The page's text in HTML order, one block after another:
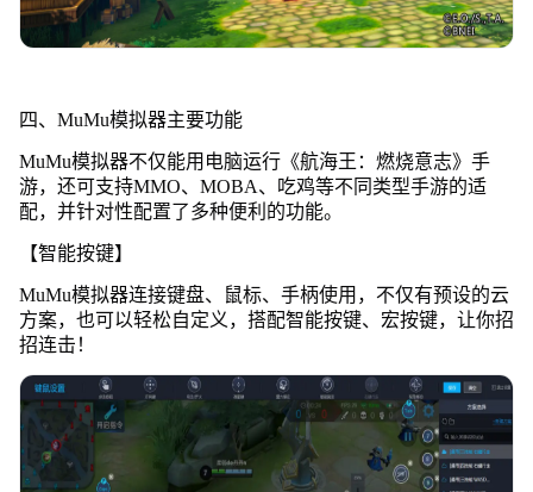
四、MuMu模拟器主要功能
MuMu模拟器不仅能用电脑运行《航海王：燃烧意志》手
游，还可支持MMO、MOBA、吃鸡等不同类型手游的适
配，并针对性配置了多种便利的功能。
【智能按键】
MuMu模拟器连接键盘、鼠标、手柄使用，不仅有预设的云
方案，也可以轻松自定义，搭配智能按键、宏按键，让你招
招连击！